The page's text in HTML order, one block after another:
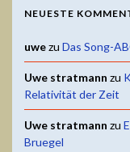
NEUESTE
uwezu Das Song-
Uwe stratmann zu
Relativität der Zeit
Uwe stratmann zu
Bruegel